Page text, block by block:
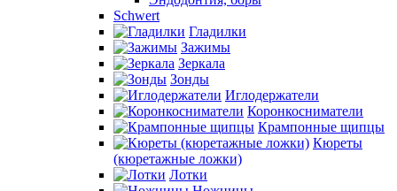
Schwert
Гладилки
Зажимы
Зеркала
Зонды
Иглодержатели
Коронкосниматели
Крампонные щипцы
Кюреты
(кюретажные ложки)
Лотки